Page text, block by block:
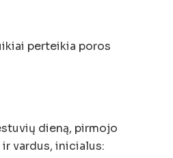
perteikia poros
dieną, pirmojo
vardus, inicialus: